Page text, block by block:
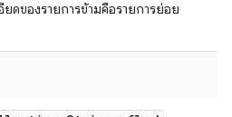
ยดของรายการข้ามคือรายการย่อย